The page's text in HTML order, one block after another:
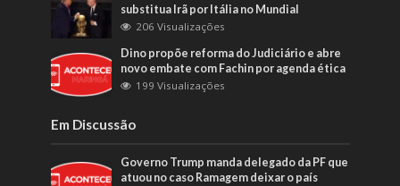
substitua Irã por Itália no Mundial
206 Visualizações
Dino propõe reforma do Judiciário e abre
novo embate com Fachin por agenda ética
199 Visualizações
Em Discussão
Governo Trump manda delegado da PF que
atuou no caso Ramagem deixar o país